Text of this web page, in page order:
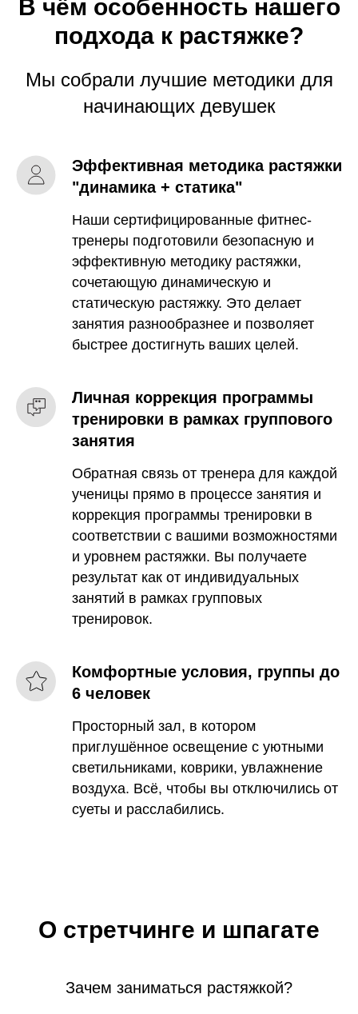
В чём особенность нашего
подхода к растяжке?
Мы собрали лучшие методики для
начинающих девушек
Эффективная методика растяжки
"динамика + статика"
Наши сертифицированные фитнес-
тренеры подготовили безопасную и
эффективную методику растяжки,
сочетающую динамическую и
статическую растяжку. Это делает
занятия разнообразнее и позволяет
быстрее достигнуть ваших целей.
Личная коррекция программы
тренировки в рамках группового
занятия
Обратная связь от тренера для каждой
ученицы прямо в процессе занятия и
коррекция программы тренировки в
соответствии с вашими возможностями
и уровнем растяжки. Вы получаете
результат как от индивидуальных
занятий в рамках групповых
тренировок.
Комфортные условия, группы до
6 человек
Просторный зал, в котором
приглушённое освещение с уютными
светильниками, коврики, увлажнение
воздуха. Всё, чтобы вы отключились от
суеты и расслабились.
О стретчинге и шпагате
Зачем заниматься растяжкой?